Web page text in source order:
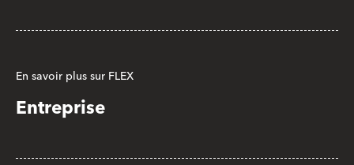
En savoir plus sur FLEX
Entreprise